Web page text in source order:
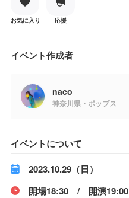
お気に入り 応援
イベント作成者
naco
神奈川県・ポップス
イベントについて
2023.10.29（日）
開場18:30 / 開演19:00